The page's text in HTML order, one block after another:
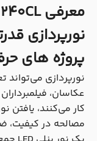
پروژه های
نورپردازی
عکاسان،
کار می‌کنند، یافتن